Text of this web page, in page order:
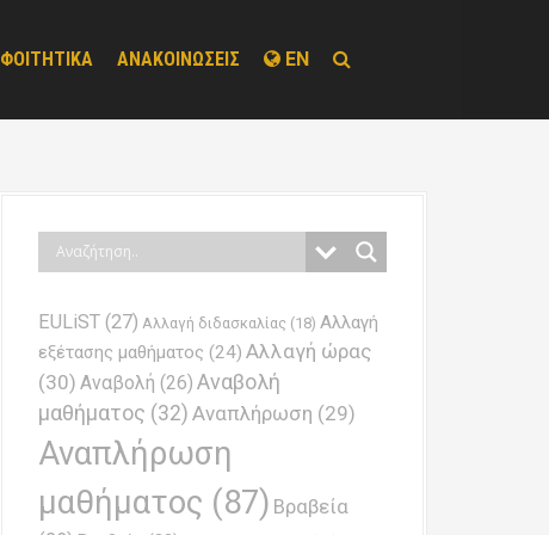
ΦΟΙΤΗΤΙΚΑ ΑΝΑΚΟΙΝΩΣΕΙΣ EN
EULiST (27) Αλλαγή διδασκαλίας (18) Αλλαγή
εξέτασης μαθήματος (24) Αλλαγή ώρας
(30) Αναβολή (26) Αναβολή
μαθήματος (32) Αναπλήρωση (29)
Αναπλήρωση
μαθήματος (87) Βραβεία